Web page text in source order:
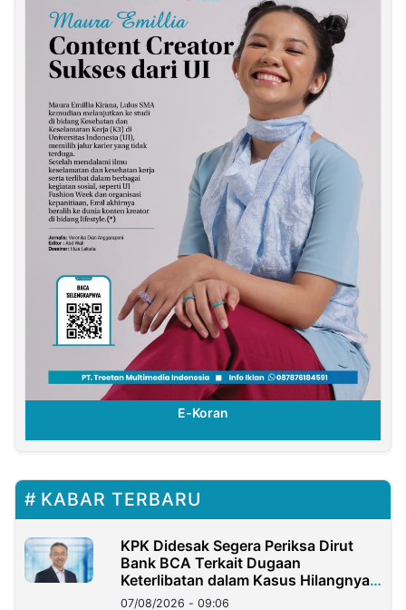
E-Koran
KABAR TERBARU
KPK Didesak Segera Periksa Dirut
Bank BCA Terkait Dugaan
Keterlibatan dalam Kasus Hilangnya
Dana Nasabah Rp2,58 Miliar
07/08/2026 - 09:06